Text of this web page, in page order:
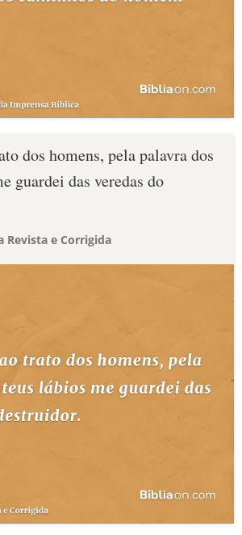
dos homens, pela palavra dos
guardei das veredas do
Revista e Corrigida